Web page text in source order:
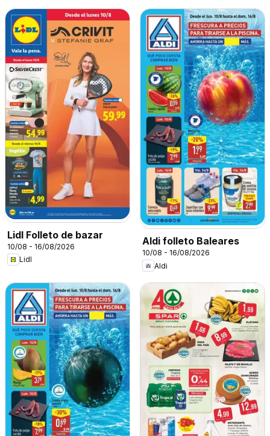
Lidl Folleto de bazar
10/08 - 16/08/2026
Lidl
Aldi folleto Baleares
10/08 - 16/08/2026
Aldi